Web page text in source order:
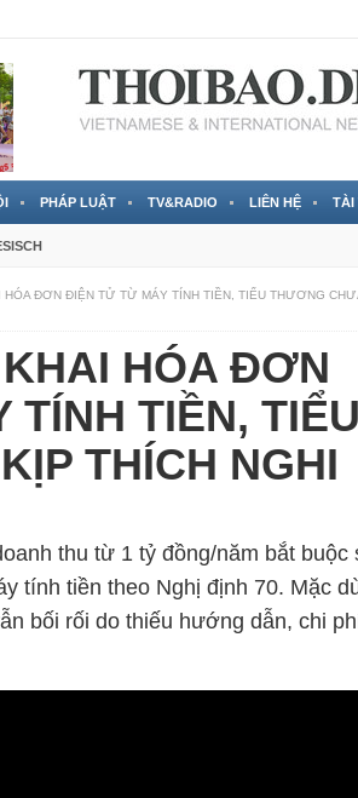
PHÁP LUẬT TV&RADIO LIÊN HỆ TÀI
HÓA ĐƠN ĐIỆN TỬ TỪ MÁY TÍNH TIỀN, TIỂU THƯƠNG
HÓA ĐƠN
TIỀN, TIỂU
THÍCH NGHI
thu từ 1 tỷ đồng/năm bắt buộc
tính tiền theo Nghị định 70. Mặc
bối rối do thiếu hướng dẫn, chi